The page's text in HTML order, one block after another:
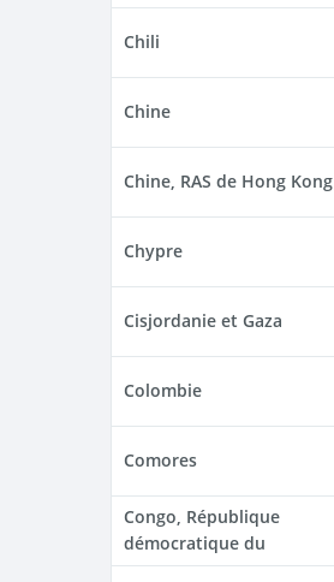
Chili
Chine
Chine, RAS de Hong Kong
Chypre
Cisjordanie et Gaza
Colombie
Comores
Congo, République
démocratique du